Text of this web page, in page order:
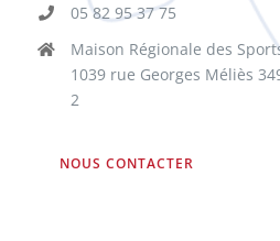
05 82 95 37 75
Maison Régionale des
1039 rue Georges Méliès
2
NOUS CONTACTER